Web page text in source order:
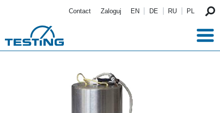
Contact Zaloguj EN DE RU PL